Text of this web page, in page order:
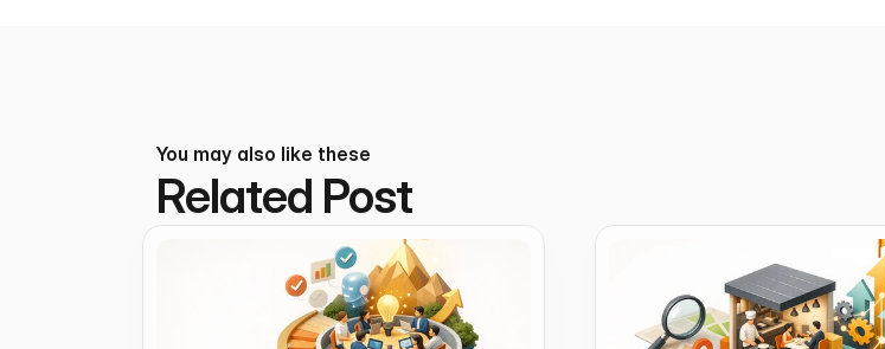
You may also like these
Related Post